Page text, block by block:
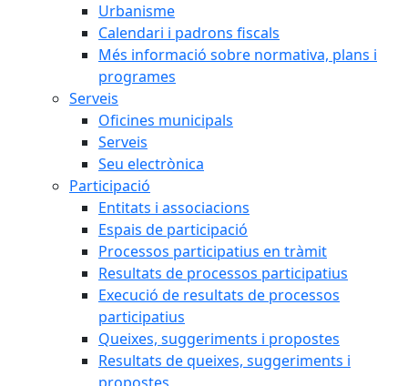
Urbanisme
Calendari i padrons fiscals
Més informació sobre normativa, plans i
programes
Serveis
Oficines municipals
Serveis
Seu electrònica
Participació
Entitats i associacions
Espais de participació
Processos participatius en tràmit
Resultats de processos participatius
Execució de resultats de processos
participatius
Queixes, suggeriments i propostes
Resultats de queixes, suggeriments i